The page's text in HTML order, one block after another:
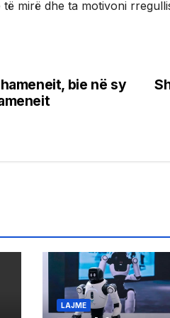
mirë dhe ta motivoni
bie në sy
LAJME